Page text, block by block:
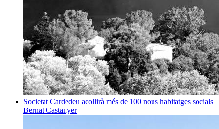
Societat Cardedeu acollirà més de 100 nous habitatges socials
Bernat Castanyer